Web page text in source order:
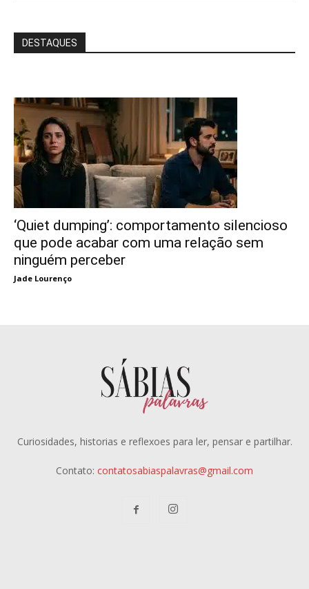
DESTAQUES
‘Quiet dumping’: comportamento silencioso
que pode acabar com uma relação sem
ninguém perceber
Jade Lourenço
Curiosidades, historias e reflexoes para ler, pensar e partilhar.
Contato: contatosabiaspalavras@gmail.com